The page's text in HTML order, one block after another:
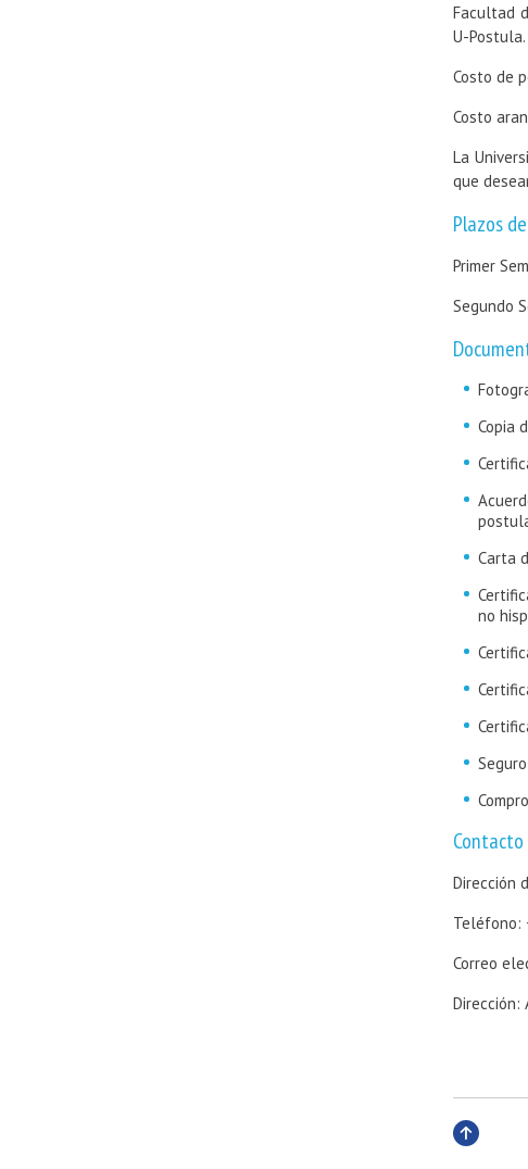
Facultad
U-Postula.
Costo de
Costo
La
que
Plazos
Primer
Segundo
Copia
Carta
no
Contacto
Dirección
Teléfono:
Correo
Dirección: